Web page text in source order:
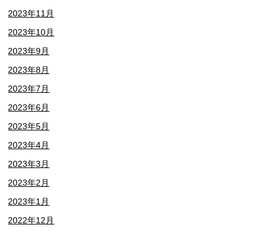
2023年11月
2023年10月
2023年9月
2023年8月
2023年7月
2023年6月
2023年5月
2023年4月
2023年3月
2023年2月
2023年1月
2022年12月